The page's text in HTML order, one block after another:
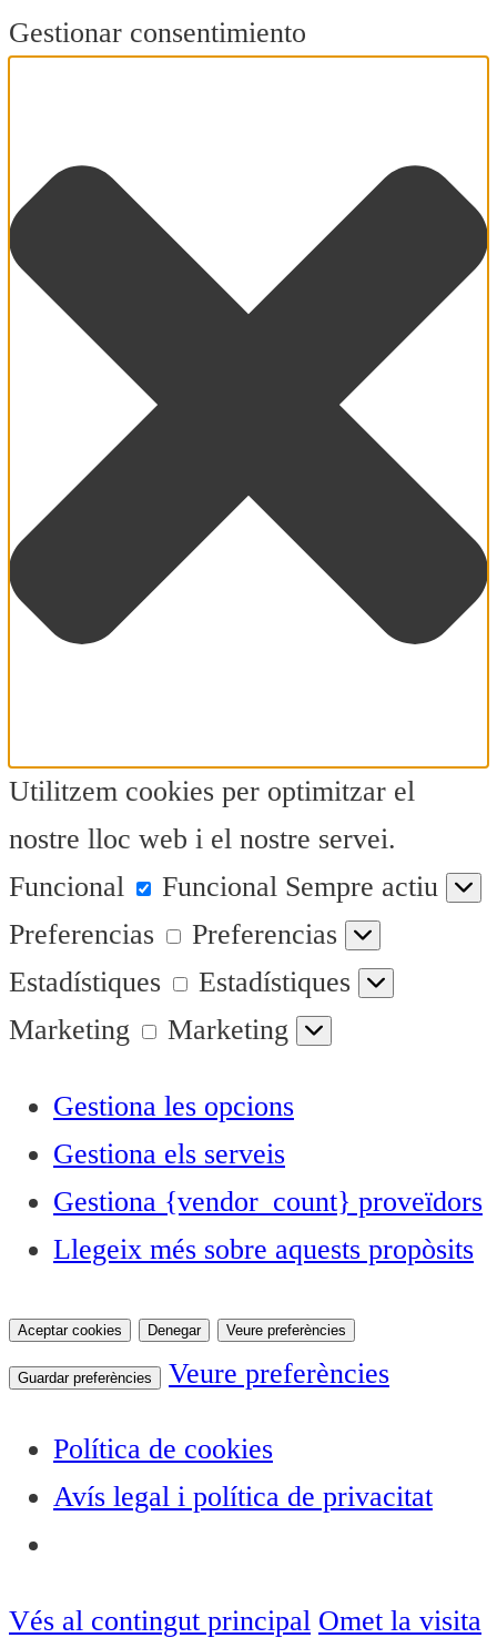
Gestionar consentimiento
Utilitzem cookies per optimitzar el
nostre lloc web i el nostre servei.
Funcional
Funcional Sempre actiu
Preferencias
Preferencias
Estadístiques
Estadístiques
Marketing
Marketing
Gestiona les opcions
Gestiona els serveis
Gestiona {vendor_count} proveïdors
Llegeix més sobre aquests propòsits
Aceptar cookies Denegar Veure preferències
Guardar preferències Veure preferències
Política de cookies
Avís legal i política de privacitat
Vés al contingut principal Omet la visita
ACTUALITAT